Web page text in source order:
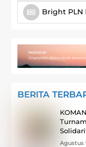
Bright PLN
BERITA
Agustus